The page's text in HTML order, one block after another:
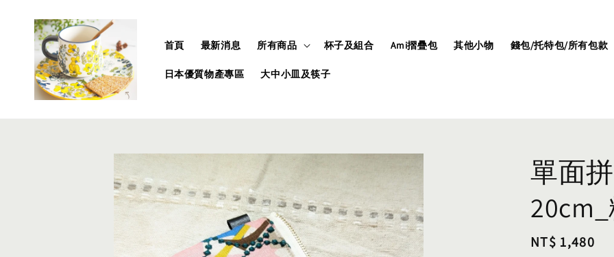
首頁 最新消息 所有商品 杯子及組合 Ami摺疊包 其他小物 錢包/托特包/所有包款
日本優質物產專區 大中小皿及筷子
單面
Regular
NT$ 1,480